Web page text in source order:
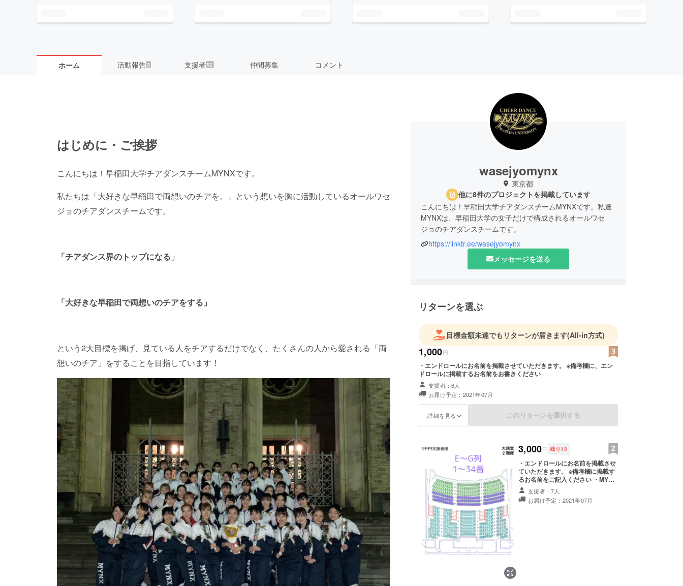
ホーム 活動報告2 支援者52 仲間募集 コメント
はじめに・ご挨拶
こんにちは！早稲田大学チアダンスチームMYNXです。
私たちは「大好きな早稲田で両想いのチアを。」という想いを胸に活動しているオールワセ
ジョのチアダンスチームです。
「チアダンス界のトップになる」
「大好きな早稲田で両想いのチアをする」
という2大目標を掲げ、見ている人をチアするだけでなく、たくさんの人から愛される「両
想いのチア」をすることを目指しています！
wasejyomynx
東京都
他に8件のプロジェクトを掲載しています
こんにちは！早稲田大学チアダンスチームMYNXです。私達
MYNXは、早稲田大学の女子だけで構成されるオールワセ
ジョのチアダンスチームです。
という二大目標を掲げ、全国大会で1位を獲ること、見てい
る人をチアするだけでなく、たくさんのひとから愛される
「両想いのチア」をすることを目指しています！
Twitter、blog、YouTubeはこちらから💘👇👇👇
https://linktr.ee/wasejyomynx
メッセージを送る
リターンを選ぶ
目標金額未達でもリターンが届きます(All-in方式)
1,000円
・エンドロールにお名前を掲載させていただきます。 ※備考欄に、エン
ドロールに掲載するお名前をお書きください
支援者：6人
お届け予定：2021年07月
詳細を見る このリターンを選択する
3,000円 残り13
・エンドロールにお名前を掲載させ
ていただきます。 ※備考欄に掲載す
るお名前をご記入ください ・MYNX
メンバーからのお礼のメッセージ
カードをお渡しします。 ・2階席の
チケットを列に並ばずにご用意いた
支援者：7人
お届け予定：2021年07月